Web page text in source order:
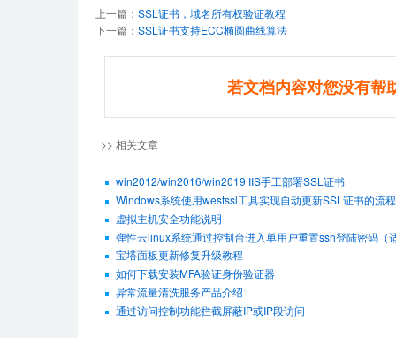
上一篇： SSL证书，域名所有权验证教程
下一篇： SSL证书支持ECC椭圆曲线算法
若文档内容对您没有帮
>> 相关文章
win2012/win2016/win2019 IIS手工部署SSL证书
Windows系统使用westssl工具实现自动更新SSL证书的流程
虚拟主机安全功能说明
弹性云linux系统通过控制台进入单用户重置ssh登陆密码（
宝塔面板更新修复升级教程
如何下载安装MFA验证身份验证器
异常流量清洗服务产品介绍
通过访问控制功能拦截屏蔽IP或IP段访问